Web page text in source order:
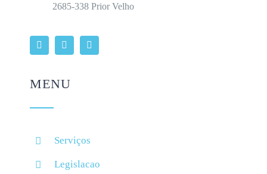
2685-338 Prior Velho
MENU
Serviços
Legislacao